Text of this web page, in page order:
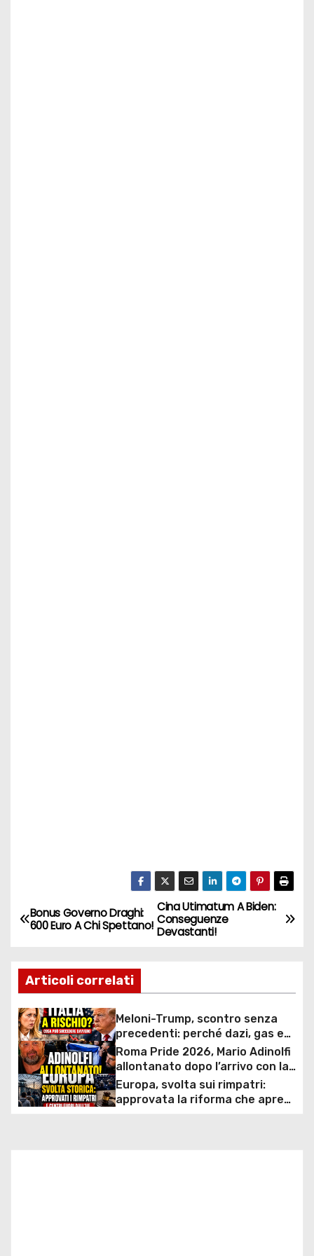
N
v
i
g
a
z
Cina Utimatum A Biden:
Conseguenze
Devastanti!
Bonus Governo Draghi:
600 Euro A Chi Spettano!
Articoli correlati
Meloni-Trump, scontro senza
precedenti: perché dazi, gas e
rapporti diplomatici possono
costare caro all’Italia
Roma Pride 2026, Mario Adinolfi
allontanato dopo l’arrivo con la
bandiera di Israele: scontro
politico e polemiche sui diritti
Europa, svolta sui rimpatri:
approvata la riforma che apre